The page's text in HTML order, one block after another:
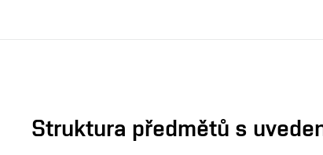
Struktura předmětů s